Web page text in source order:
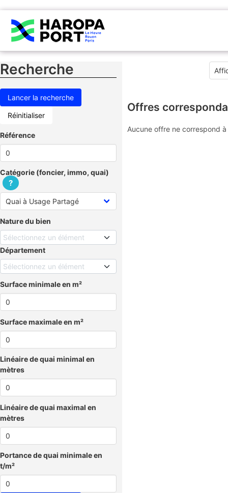
Recherche
Réinitialiser
Référence
Catégorie (foncier, immo, quai)
?
Nature du bien
Sélectionnez un élément
Département
Sélectionnez un élément
Surface minimale en m²
Surface maximale en m²
Linéaire de quai minimal en
mètres
Linéaire de quai maximal en
mètres
Portance de quai minimale en
t/m²
Offres
Aucune offre ne correspond